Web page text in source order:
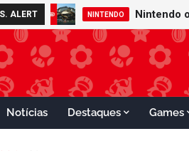
ALERT NINTENDO
Notícias Destaques Games